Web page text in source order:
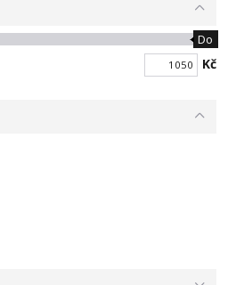
Do
Kč